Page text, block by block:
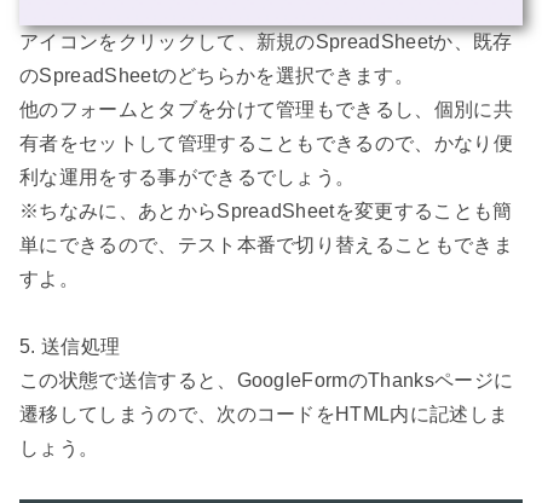
アイコンをクリックして、新規のSpreadSheetか、既存
のSpreadSheetのどちらかを選択できます。
他のフォームとタブを分けて管理もできるし、個別に共
有者をセットして管理することもできるので、かなり便
利な運用をする事ができるでしょう。
※ちなみに、あとからSpreadSheetを変更することも簡
単にできるので、テスト本番で切り替えることもできま
すよ。
5. 送信処理
この状態で送信すると、GoogleFormのThanksページに
遷移してしまうので、次のコードをHTML内に記述しま
しょう。